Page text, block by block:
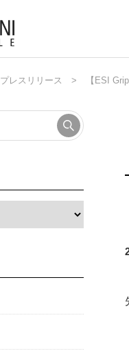
プレスリリース 【ESI